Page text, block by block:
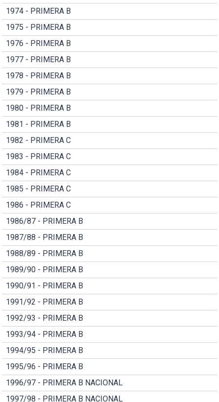
1974 - PRIMERA B
1975 - PRIMERA B
1976 - PRIMERA B
1977 - PRIMERA B
1978 - PRIMERA B
1979 - PRIMERA B
1980 - PRIMERA B
1981 - PRIMERA B
1982 - PRIMERA C
1983 - PRIMERA C
1984 - PRIMERA C
1985 - PRIMERA C
1986 - PRIMERA C
1986/87 - PRIMERA B
1987/88 - PRIMERA B
1988/89 - PRIMERA B
1989/90 - PRIMERA B
1990/91 - PRIMERA B
1991/92 - PRIMERA B
1992/93 - PRIMERA B
1993/94 - PRIMERA B
1994/95 - PRIMERA B
1995/96 - PRIMERA B
1996/97 - PRIMERA B NACIONAL
1997/98 - PRIMERA B NACIONAL